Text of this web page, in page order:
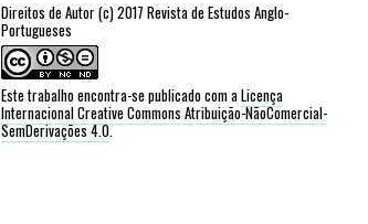
Direitos de Autor (c) 2017 Revista de Estudos Anglo-
Portugueses
Este trabalho encontra-se publicado com aLicença
Internacional Creative Commons Atribuição-NãoComercial-
SemDerivações 4.0.